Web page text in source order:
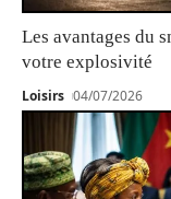
Les avantages du
votre explosivité
Loisirs 04/07/2026